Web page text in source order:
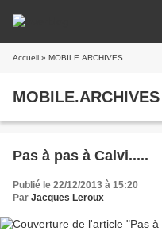
Accueil » MOBILE.ARCHIVES
MOBILE.ARCHIVES
Pas à pas à Calvi.....
Publié le 22/12/2013 à 15:20
Par Jacques Leroux